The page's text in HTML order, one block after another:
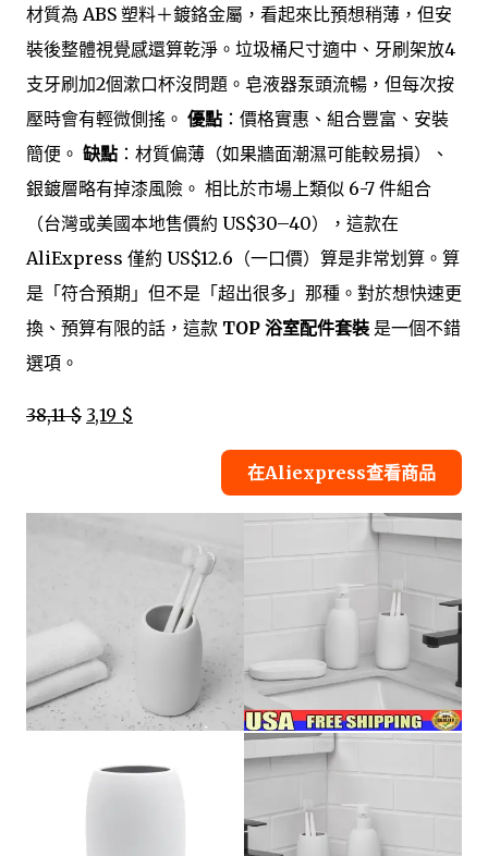
材質為 ABS 塑料＋鍍鉻金屬，看起來比預想稍薄，但安
裝後整體視覺感還算乾淨。垃圾桶尺寸適中、牙刷架放4
支牙刷加2個漱口杯沒問題。皂液器泵頭流暢，但每次按
壓時會有輕微側搖。 優點 ：價格實惠、組合豐富、安裝
簡便。 缺點 ：材質偏薄（如果牆面潮濕可能較易損）、
銀鍍層略有掉漆風險。 相比於市場上類似 6-7 件組合
（台灣或美國本地售價約 US$30–40），這款在
AliExpress 僅約 US$12.6（一口價）算是非常划算。算
是「符合預期」但不是「超出很多」那種。對於想快速更
換、預算有限的話，這款 TOP 浴室配件套裝 是一個不錯
選項。
38,11 $ 3,19 $
在Aliexpress查看商品